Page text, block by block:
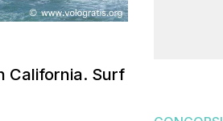
California. Surf